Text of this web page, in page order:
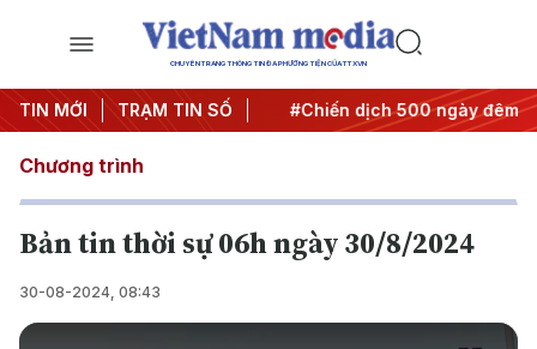
CHUYÊN TRANG THÔNG TIN ĐA PHƯƠNG TIỆN CỦA TTXVN
TIN MỚI TRẠM TIN SỐ
quyết thành hành động #Chiến dịch 500 ngày đêm
Chương trình
Bản tin thời sự 06h ngày 30/8/2024
30-08-2024, 08:43
This